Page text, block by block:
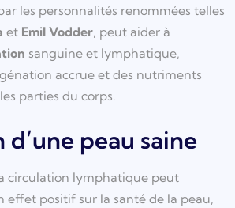
les personnalités renommées telles
et Emil Vodder, peut aider à
sanguine et lymphatique,
accrue et des nutriments
parties du corps.
peau saine
circulation lymphatique peut
effet positif sur la santé de la peau,